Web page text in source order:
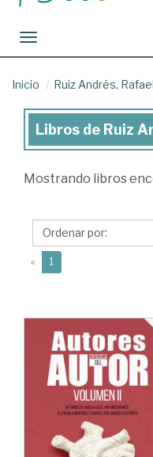
Toggle navigation
Inicio Ruiz Andrés, Rafael
Libros
Ruiz
Rafael
Libros de Ruiz
Mostrando libros
« 1